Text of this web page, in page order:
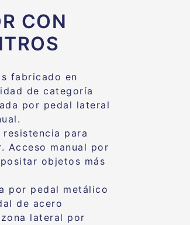
CON
fabricado en
de categoría
por pedal lateral
para
Acceso manual por
objetos más
por pedal metálico
de acero
lateral por